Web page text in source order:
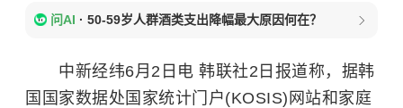
问AI · 50-59岁人群酒类支出降幅最大原因何在？
中新经纬6月2日电 韩联社2日报道称，据韩
国国家数据处国家统计门户(KOSIS)网站和家庭